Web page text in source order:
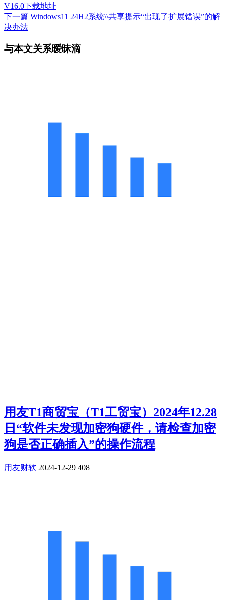
V16.0下载地址
下一篇 Windows11 24H2系统\\共享提示“出现了扩展错误”的解
决办法
与本文关系暧昧滴
用友T1商贸宝（T1工贸宝）2024年12.28
日“软件未发现加密狗硬件，请检查加密
狗是否正确插入”的操作流程
用友财软 2024-12-29 408